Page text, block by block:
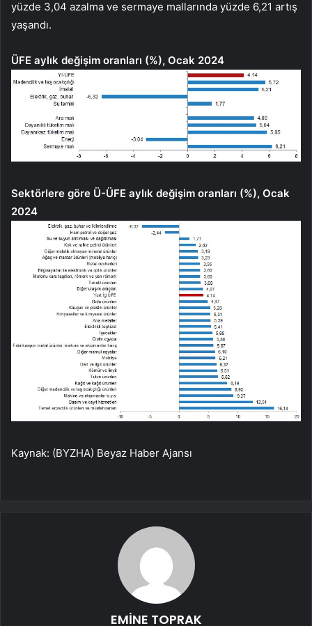
yüzde 3,04 azalma ve sermaye mallarında yüzde 6,21 artış
yaşandı.
ÜFE aylık değişim oranları (%), Ocak 2024
Sektörlere göre Ü-ÜFE aylık değişim oranları (%), Ocak
2024
Kaynak: (BYZHA) Beyaz Haber Ajansı
EMİNE TOPRAK